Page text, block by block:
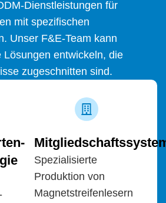
Dienstleistungen für
mit spezifischen
Unser F&E-Team kann
Lösungen entwickeln, die
zugeschnitten sind.
Spezialisierte
Produktion von
Magnetstreifenlesern